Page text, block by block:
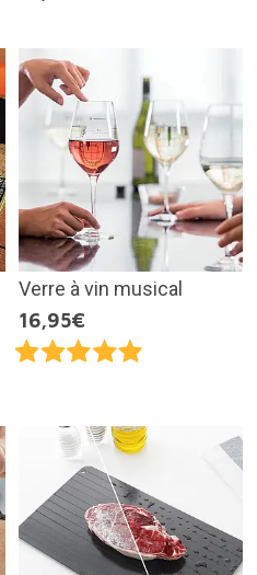
Verre à vin musical
16,95€